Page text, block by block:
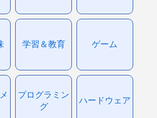
学習＆教育 ゲーム
プログラミン
グ
ハードウェア